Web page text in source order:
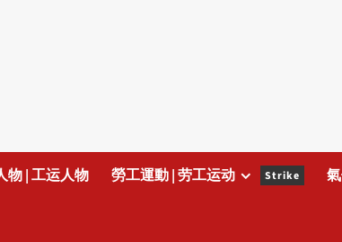
物 | 工运人物 勞工運動 | 劳工运动 Strike